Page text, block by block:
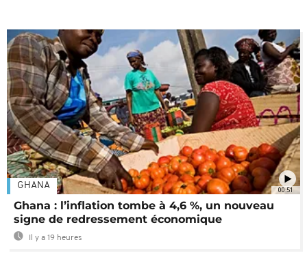
00:51
GHANA
Ghana : l’inflation tombe à 4,6 %, un nouveau
signe de redressement économique
Il y a 19 heures